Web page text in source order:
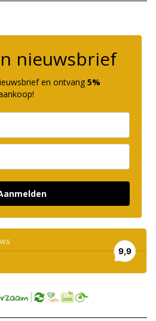
nieuwsbrief
en ontvang 5%